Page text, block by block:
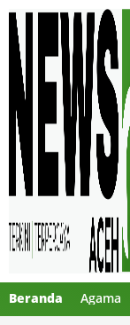
Beranda Agama